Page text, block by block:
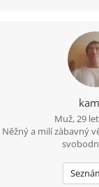
Muž, 29
Nĕžný a milí zàbavný